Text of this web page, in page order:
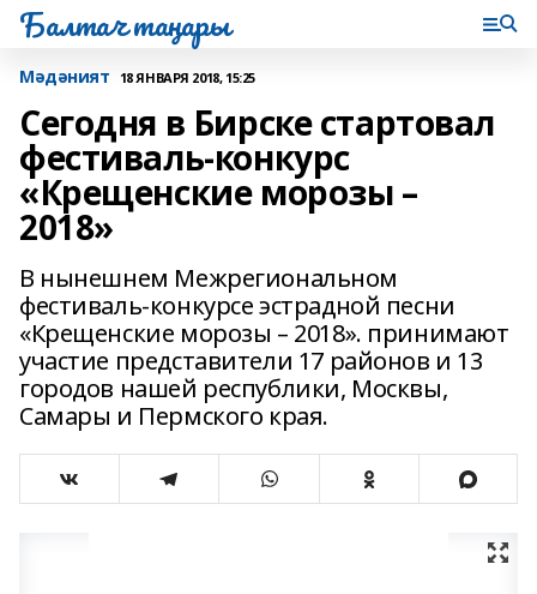
Балтач таңнары
Мәдәният 18 ЯНВАРЯ 2018, 15:25
Сегодня в Бирске стартовал
фестиваль-конкурс
«Крещенские морозы –
2018»
В нынешнем Межрегиональном
фестиваль-конкурсе эстрадной песни
«Крещенские морозы – 2018». принимают
участие представители 17 районов и 13
городов нашей республики, Москвы,
Самары и Пермского края.